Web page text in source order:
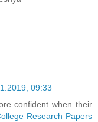
09:33
confident when their
Research Papers